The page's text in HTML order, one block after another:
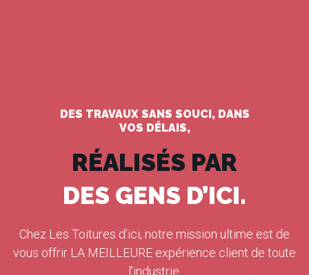
DES TRAVAUX SANS SOUCI, DANS
VOS DÉLAIS,
RÉALISÉS PAR
DES GENS D’ICI.
Chez Les Toitures d’ici, notre mission ultime est de
vous offrir LA MEILLEURE expérience client de toute
l’industrie.